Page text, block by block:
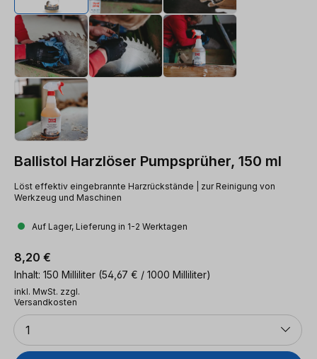
Ballistol Harzlöser Pumpsprüher, 150 ml
Löst effektiv eingebrannte Harzrückstände | zur Reinigung von
Werkzeug und Maschinen
Auf Lager, Lieferung in 1-2 Werktagen
Regulärer Preis:
8,20 €
Inhalt: 150 Milliliter (54,67 € / 1000 Milliliter)
inkl. MwSt. zzgl.
Versandkosten
Anzahl
1